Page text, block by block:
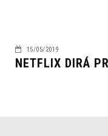
15/05/2019
NETFLIX DIRÁ